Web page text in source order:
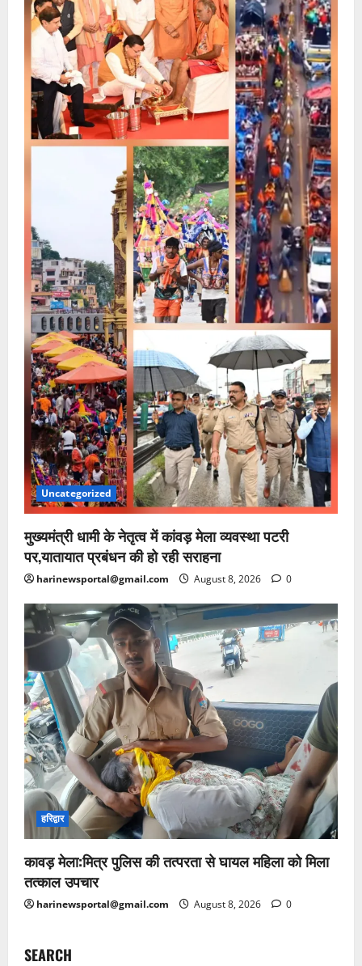
Uncategorized
मुख्यमंत्री धामी के नेतृत्व में कांवड़ मेला व्यवस्था पटरी
पर,यातायात प्रबंधन की हो रही सराहना
harinewsportal@gmail.com August 8, 2026 0
हरिद्वार
कावड़ मेला:मित्र पुलिस की तत्परता से घायल महिला को मिला
तत्काल उपचार
harinewsportal@gmail.com August 8, 2026 0
SEARCH